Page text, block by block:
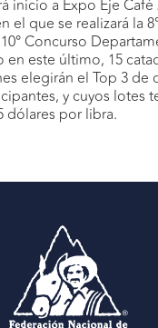
inicio a Expo Eje Café
el que se realizará la
Concurso
este último, 15
elegirán el Top 3 de
y cuyos lotes
dólares por libra.